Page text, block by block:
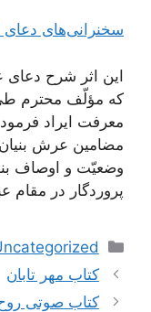
سخنرانی‌های دعای
این اثر شرح دعای
که مؤلّف محترم طیّ
معرفت ایراد
مضامین عرش بنیان
وضعیّت و اوصاف
پروردگار در مقام
دسته‌ها
کتاب مهر تابان
کتاب صوتی